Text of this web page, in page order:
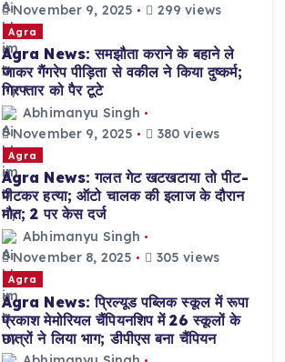
November 9, 2025
299 views
Agra
Agra News: समझौता कराने के बहाने ले
जाकर गैंगरेप पीड़िता से वकील ने किया दुष्कर्म;
गिरफ्तार को पैर टूटे
Abhimanyu Singh
November 9, 2025
380 views
Agra
Agra News: गलत गेट खटखटाया तो पीट-
पीटकर हत्या; ऑटो चालक की इलाज के दौरान
मौत; 2 पर केस दर्ज
Abhimanyu Singh
November 8, 2025
305 views
Agra
Agra News: प्रिल्यूड पब्लिक स्कूल में रूपा
प्रकाश मेमोरियल चैंपियनशिप में 26 स्कूलों के
छात्रों ने लिया भाग; डीपीएस बना चैंपियन